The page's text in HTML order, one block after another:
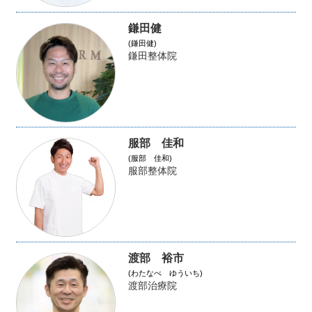
鎌田健
(鎌田健)
鎌田整体院
服部 佳和
(服部 佳和)
服部整体院
渡部 裕市
(わたなべ ゆういち)
渡部治療院